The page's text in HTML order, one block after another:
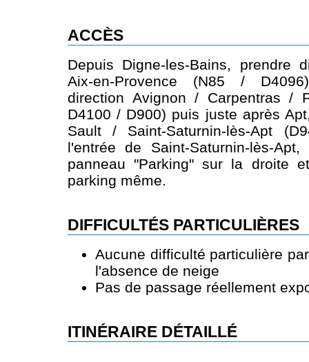
ACCÈS
Depuis Digne-les-Bains, prendre
Aix-en-Provence (N85 /
direction Avignon / Carpentras /
D4100 / D900) puis juste après
Sault / Saint-Saturnin-lès-Apt
l'entrée de Saint-Saturnin-lès-
panneau "Parking" sur la droite
parking même.
DIFFICULTÉS PARTICULIÈRES
Aucune difficulté particulière
l'absence de neige
Pas de passage réellement
ITINÉRAIRE DÉTAILLÉ